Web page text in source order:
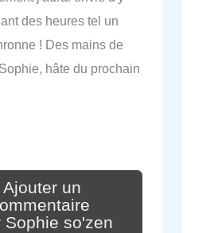
des heures tel un
! Des mains de
hâte du prochain
Ajouter un
Sophie so'zen